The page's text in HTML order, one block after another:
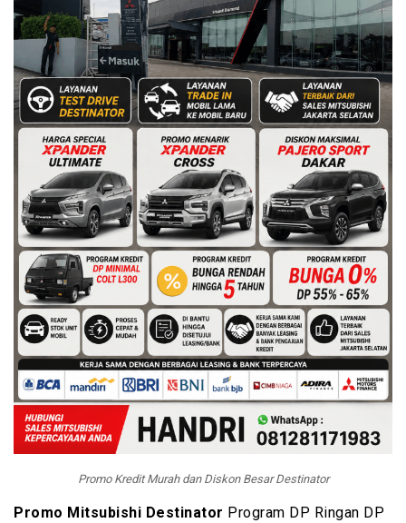
Promo Kredit Murah dan Diskon Besar Destinator
Promo Mitsubishi Destinator Program DP Ringan DP